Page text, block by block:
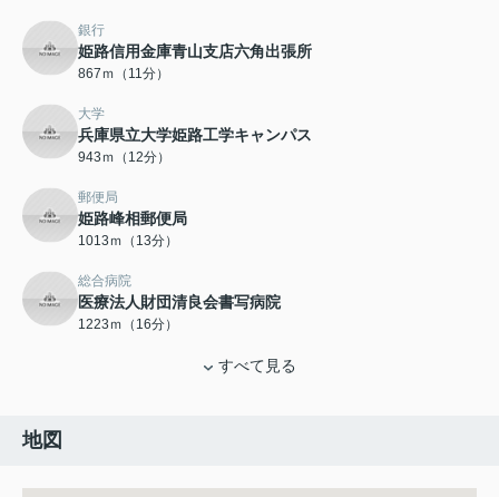
銀行
姫路信用金庫青山支店六角出張所
867ｍ（11分）
大学
兵庫県立大学姫路工学キャンパス
943ｍ（12分）
郵便局
姫路峰相郵便局
1013ｍ（13分）
総合病院
医療法人財団清良会書写病院
1223ｍ（16分）
すべて見る
地図